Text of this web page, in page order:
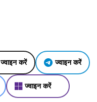
ज्वाइन करें ज्वाइन करें
ज्वाइन करें